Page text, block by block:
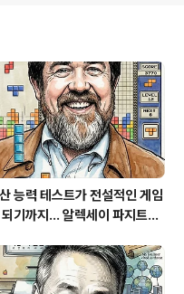
킹스칼리
수학과 컴
지 대학 컴
와 CAM
능력 테스트가 전설적인 게임
되기까지... 알렉세이 파지트노